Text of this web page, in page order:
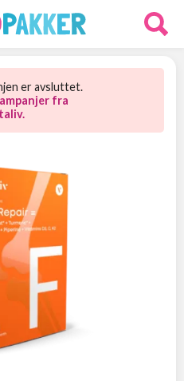
er avsluttet.
fra